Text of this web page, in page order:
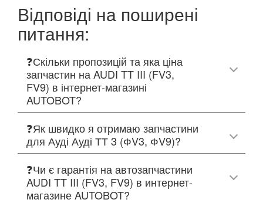
Відповіді на поширені
питання:
❓Скільки пропозицій та яка ціна
запчастин на AUDI TT III (FV3,
FV9) в інтернет-магазині
AUTOBOT?
❓Як швидко я отримаю запчастини
для Ауді Ауді ТТ 3 (ФV3, ФV9)?
❓Чи є гарантія на автозапчастини
AUDI TT III (FV3, FV9) в интернет-
магазине AUTOBOT?